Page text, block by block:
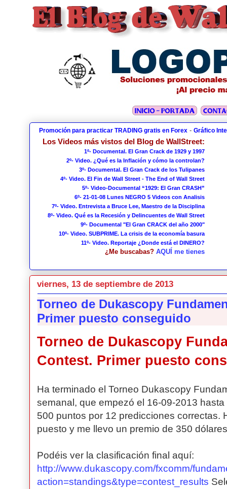
Promoción para practicar TRADING gratis en Forex - Gráfico
Los Videos más vistos del Blog de WallStreet:
1º- Documental. El Gran Crack de 1929 y 1997
2º- Video. ¿Qué es la Inflación y cómo la controlan?
3º- Documental. El Gran Crack de los Tulipanes
4º- Video. El Fin de Wall Street - The End of Wall Street
5º- Video-Documental “1929: El Gran CRASH”
6º- 21-01-08 Lunes NEGRO 5 Videos con Analisis
7º- Video. Entrevista a Bruce Lee, Maestro de la Disciplina
8º- Video. Qué es la Recesión y Delincuentes de Wall Street
9º- Documental "El Gran CRACK del año 2000"
10º- Video. SUBPRIME. La crisis de la economía basura
11º- Video. Reportaje ¿Donde está el DINERO?
¿Me buscabas?AQUÍ me tienes
viernes, 13 de septiembre de 2013
Torneo de Dukascopy
Primer puesto conseguido
Torneo de Dukascopy
Contest. Primer puesto
Ha terminado el Torneo Dukascopy
semanal, que empezó el 16-09-2013
500 puntos por 12 predicciones correctas.
puesto y me llevo un premio de 350
Podéis ver la clasificación final aquí:
http://www.dukascopy.com/fxcomm/
action=standings&type=contest_results